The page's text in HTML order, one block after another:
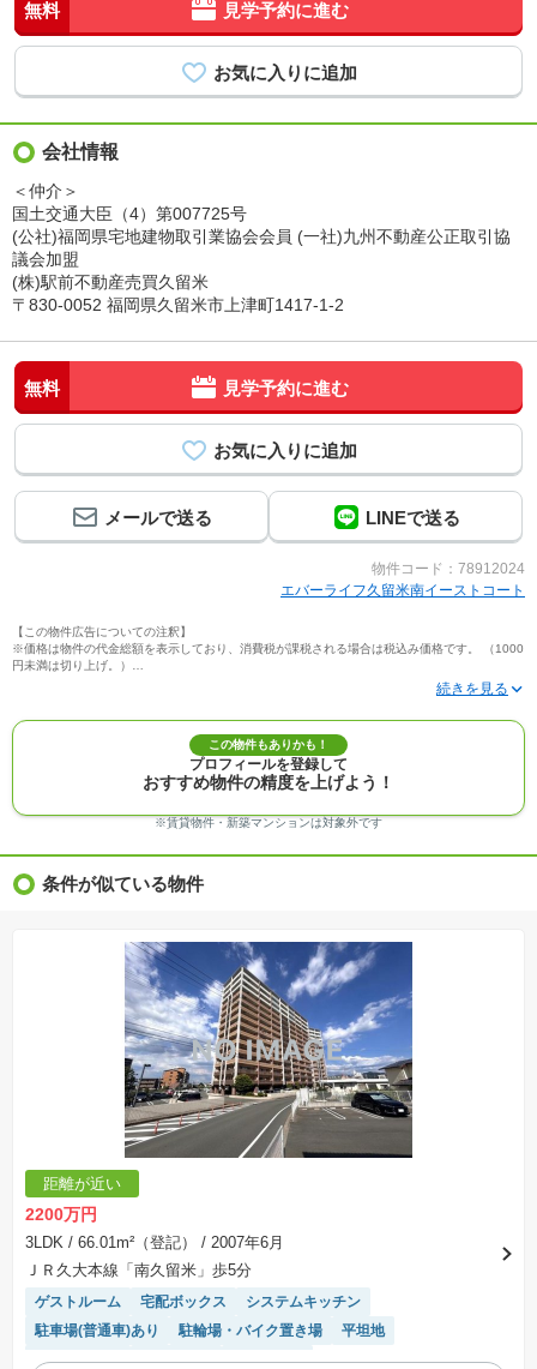
無料 見学予約に進む
会社情報
＜仲介＞
国土交通大臣（4）第007725号
(公社)福岡県宅地建物取引業協会会員 (一社)九州不動産公正取引協
議会加盟
(株)駅前不動産売買久留米
〒830-0052 福岡県久留米市上津町1417-1-2
無料 見学予約に進む
メールで送る LINEで送る
物件コード：78912024
エバーライフ久留米南イーストコート
【この物件広告についての注釈】
※価格は物件の代金総額を表示しており、消費税が課税される場合は税込み価格です。 （1000
円未満は切り上げ。）
※写真に写っている、またはパース（絵）や間取り図に描かれている家具や車などは、特にコ
※建築条件付き土地価格には、建物価格は含まれません。
※物件情報は、原則として情報提供日の２日前に最終確認した情報です。
※完成予想図はいずれも外構、植栽、外観等実際のものとは多少異なることがあります。
※モデルルーム・モデルハウス・展示場・ショールームの画像の場合、今回販売の物件と異な
※ＣＧ合成の画像の場合、実際とは多少異なる場合があります。
※物件特徴：販売戸数が複数の物件は、全ての住戸に該当しない項目もあります。
※価格更新：物件価格が変更された日から１週間表示されます。
※建築条件土地の情報内に掲載されている、建物プラン例は、土地購入者の設計プランの参考
の一例であって、プランの採用可否は任意です。
※土地（建築条件なし）で「建物プラン例」が表記してある時、そのプラン例は特定の建築請
負会社によるもので、当該建築請負会社以外で建てた場合、同様のものが同価格で建てられる
とは限りません。また建築請負会社を特定するものではありません。
※建築条件付き土地とは、その土地に建築する建物の建築請負契約が、一定期間内に成立する
ことを条件として売買される土地のことをいいます。建築請負契約成立に向けて設計プランを
協議するため、土地購入者が自己の希望する建物の設計協議をするために必要な相当の期間の
交渉期間が設定され、その期間内で希望を満たすプランが実現できたかどうかにより結論を出
します。なお、この期間は概ね3ヶ月程度とされています。納得のいくプランが出来ず、建築請
負契約が成立しない場合、土地売買契約は白紙に戻り、土地契約にかかった代金（土地代金、
手付金など）は名目のいかんに関わらず、全て返却されます。
※課税対象物件の「価格」や「費用等」は消費税込みの「総額表示」で統一しています。
※「本体価格」とは、課税対象物件においては「消費税を除いた建物価格」と「土地価格」の
合計額を指します。
表示されておりません。
※取引にかかる費用：物件の契約手続き、決済、引き渡し時にかかる費用を表示しています。
不動産会社によって表記有無が異なるため、ご自身で十分な確認をしていただくようにお願い
いたします。
場合があります。
この物件もありかも！
プロフィールを登録して
おすすめ物件の精度を上げよう！
※賃貸物件・新築マンションは対象外です
条件が似ている物件
距離が近い
2200万円
3LDK / 66.01m²（登記）
/ 2007年6月
ＪＲ久大本線「南久留米」歩5分
ゲストルーム 宅配ボックス
システムキッチン
駐車場(普通車)あり
駐輪場・バイク置き場
平坦地
エレベーター
駐車場空き 平置駐車場